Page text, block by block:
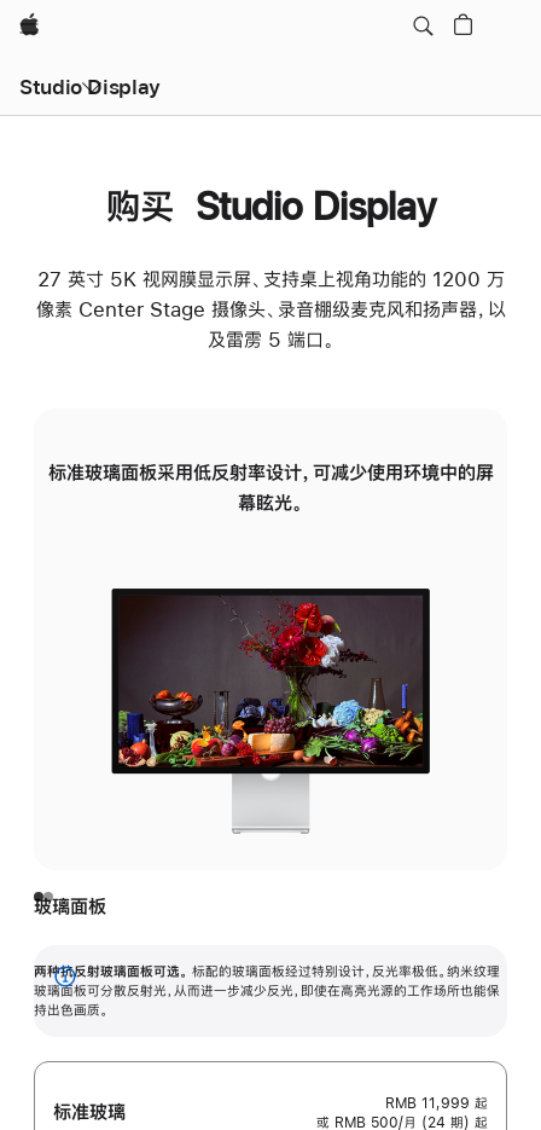
Apple
Studio Display
购买 Studio Display
27 英寸 5K 视网膜显示屏、支持桌上视角功能的 1200 万
像素 Center Stage 摄像头、录音棚级麦克风和扬声器，以
及雷雳 5 端口。
标准玻璃面板采用低反射率设计，可减少使用环境中的屏
幕眩光。
玻璃面板
两种抗反射玻璃面板可选。 标配的玻璃面板经过特别设计，反光率极低。纳米纹理
玻璃面板可分散反射光，从而进一步减少反光，即使在高亮光源的工作场所也能保
持出色画质。
展
开
标准玻璃 RMB 11,999 起
或 RMB 500/月 (24 期) 起